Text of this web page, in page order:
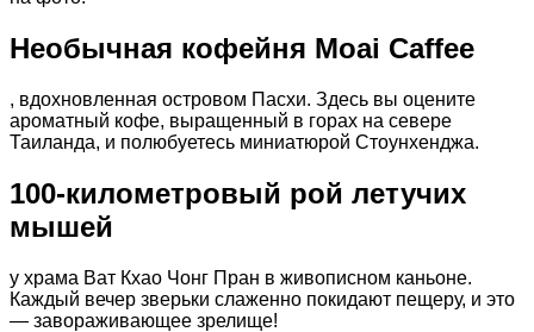
Необычная кофейня Moai Caffee
, вдохновленная островом Пасхи. Здесь вы оцените
ароматный кофе, выращенный в горах на севере
Таиланда, и полюбуетесь миниатюрой Стоунхенджа.
100-километровый рой летучих
мышей
у храма Ват Кхао Чонг Пран в живописном каньоне.
Каждый вечер зверьки слаженно покидают пещеру, и это
— завораживающее зрелище!